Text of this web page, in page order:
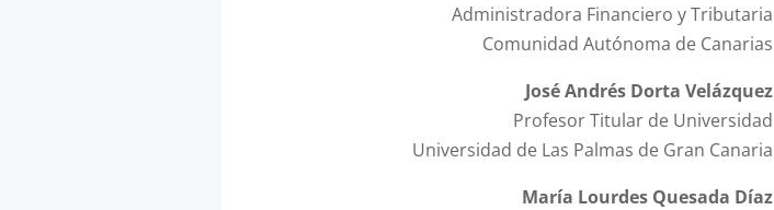
Administradora Financiero y Tributaria
Comunidad Autónoma de Canarias
José Andrés Dorta Velázquez
Profesor Titular de Universidad
Universidad de Las Palmas de Gran Canaria
María Lourdes Quesada Díaz